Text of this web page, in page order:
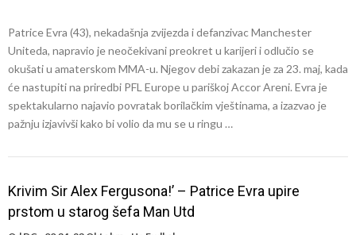
Patrice Evra (43), nekadašnja zvijezda i defanzivac Manchester
Uniteda, napravio je neočekivani preokret u karijeri i odlučio se
okušati u amaterskom MMA-u. Njegov debi zakazan je za 23. maj, kada
će nastupiti na priredbi PFL Europe u pariškoj Accor Areni. Evra je
spektakularno najavio povratak borilačkim vještinama, a izazvao je
pažnju izjavivši kako bi volio da mu se u ringu …
Krivim Sir Alex Fergusona!’ – Patrice Evra upire
prstom u starog šefa Man Utd